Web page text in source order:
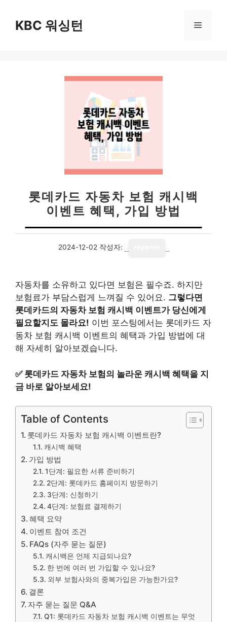
KBC 워싱턴 메
롯데카드 자동차 보험 캐시백
이벤트 혜택, 가입 방법
2024-12-02 작성자:
자동차를 소유하고 있다면 보험은 필수죠. 하지만
보험료가 부담스럽게 느껴질 수 있어요. 그렇다면
롯데카드의 자동차 보험 캐시백 이벤트가 당신에게
필요할지도 몰라요! 이번 포스팅에서는 롯데카드 자
동차 보험 캐시백 이벤트의 혜택과 가입 방법에 대
해 자세히 알아보겠습니다.
✅ 롯데카드 자동차 보험의 놀라운 캐시백 혜택을 지
금 바로 알아보세요!
Table of Contents
롯데카드 자동차 보험 캐시백 이벤트란?
캐시백 혜택
가입 방법
1단계: 필요한 서류 준비하기
2단계: 롯데카드 홈페이지 방문하기
3단계: 신청하기
4단계: 보험료 결제하기
혜택 요약
이벤트 참여 조건
FAQs (자주 묻는 질문)
캐시백은 언제 지급되나요?
한 번에 여러 번 가입할 수 있나요?
외부 보험사와의 중복가입은 가능한가요?
결론
자주 묻는 질문 Q&A
Q1: 롯데카드 자동차 보험 캐시백 이벤트는 무엇